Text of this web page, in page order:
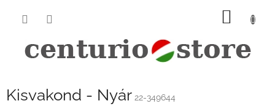
KOSÁR
Kisvakond - Nyár 22-349644